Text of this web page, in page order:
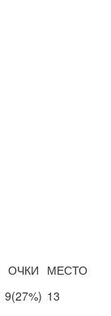
ОЧКИ МЕСТО
9(27%) 13